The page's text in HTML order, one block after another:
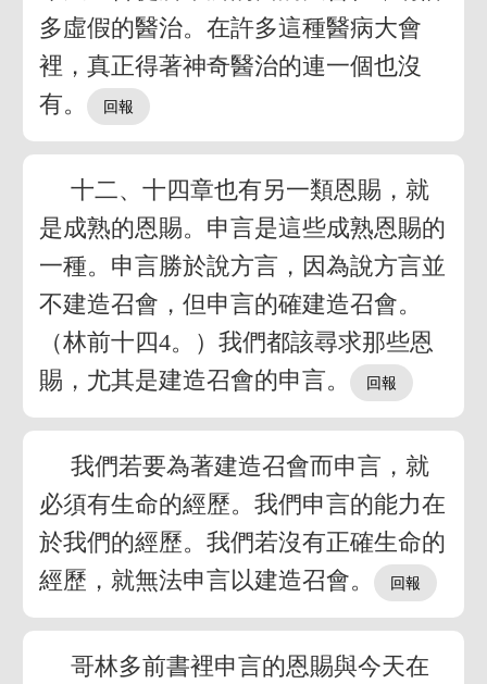
多虛假的醫治。在許多這種醫病大會
裡，真正得著神奇醫治的連一個也沒
有。
十二、十四章也有另一類恩賜，就
是成熟的恩賜。申言是這些成熟恩賜的
一種。申言勝於說方言，因為說方言並
不建造召會，但申言的確建造召會。
（林前十四4。）我們都該尋求那些恩
賜，尤其是建造召會的申言。
我們若要為著建造召會而申言，就
必須有生命的經歷。我們申言的能力在
於我們的經歷。我們若沒有正確生命的
經歷，就無法申言以建造召會。
哥林多前書裡申言的恩賜與今天在